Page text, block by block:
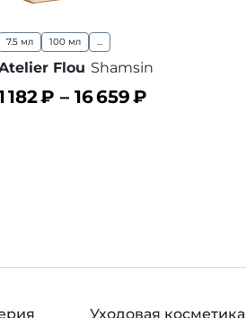
7.5 мл 100 мл ...
Flou Shamsin
182₽ – 16 659₽
Уходовая косметика